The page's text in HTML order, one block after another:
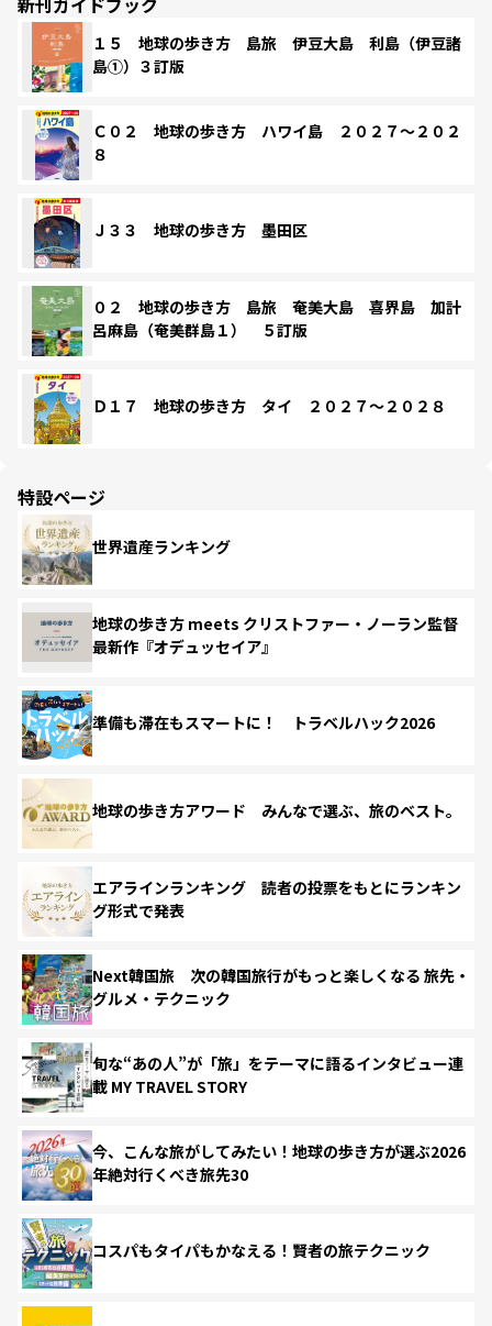
１５ 地球の歩き方 島旅 伊豆大島 利島（伊豆諸
島①）３訂版
Ｃ０２ 地球の歩き方 ハワイ島 ２０２７～２０２
８
Ｊ３３ 地球の歩き方 墨田区
０２ 地球の歩き方 島旅 奄美大島 喜界島 加計
呂麻島（奄美群島１） ５訂版
Ｄ１７ 地球の歩き方 タイ ２０２７～２０２８
特設ページ
世界遺産ランキング
地球の歩き方 meets クリストファー・ノーラン監督
最新作『オデュッセイア』
準備も滞在もスマートに！ トラベルハック2026
地球の歩き方アワード みんなで選ぶ、旅のベスト。
エアラインランキング 読者の投票をもとにランキン
グ形式で発表
Next韓国旅 次の韓国旅行がもっと楽しくなる 旅先・
グルメ・テクニック
旬な“あの人”が「旅」をテーマに語るインタビュー連
載 MY TRAVEL STORY
今、こんな旅がしてみたい！地球の歩き方が選ぶ2026
年絶対行くべき旅先30
コスパもタイパもかなえる！賢者の旅テクニック